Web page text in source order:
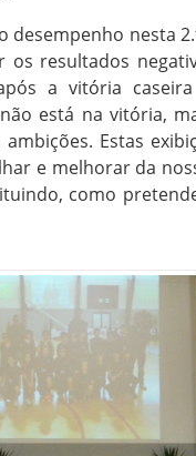
nesta
resultados
a vitória
está na vitória,
Estas
e melhorar da
como